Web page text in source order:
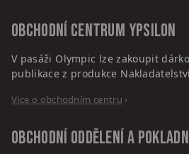
Obchodní centrum Ypsilon
V pasáži Olympic lze zakoupit
publikace z produkce
Více o obchodním centru ›
Obchodní oddělení a